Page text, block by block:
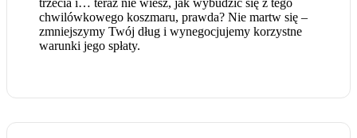
trzecia i… teraz nie wiesz, jak wybudzić się z tego
chwilówkowego koszmaru, prawda? Nie martw się –
zmniejszymy Twój dług i wynegocjujemy korzystne
warunki jego spłaty.